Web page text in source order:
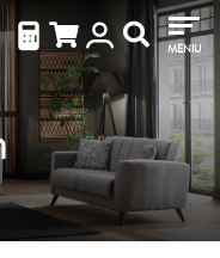
MENIU